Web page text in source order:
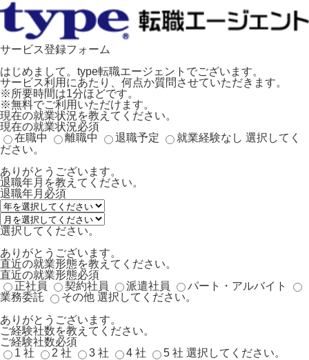
サービス登録フォーム
はじめまして。type転職エージェントでございます。
サービス利用にあたり、何点か質問させていただきます。
※所要時間は1分ほどです。
※無料でご利用いただけます。
現在の就業状況を教えてください。
現在の就業状況必須
在職中
離職中 退職予定 就業経験なし 選択してく
ださい。
ありがとうございます。
退職年月を教えてください。
退職年月 必須
選択してください。
ありがとうございます。
直近の就業形態を教えてください。
直近の就業形態必須
正社員
契約社員 派遣社員
パート・アルバイト
業務委託
その他 選択してください。
ありがとうございます。
ご経験社数を教えてください。
ご経験社数必須
1 社
2 社 3 社 4 社 5 社 選択してください。